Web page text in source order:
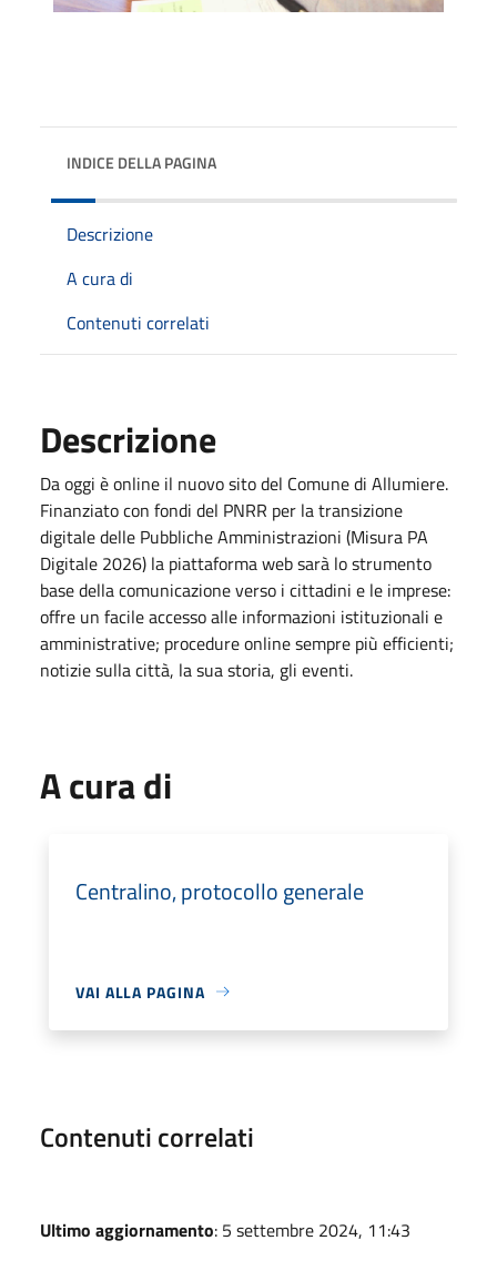
INDICE DELLA PAGINA
Descrizione
A cura di
Contenuti correlati
Descrizione
Da oggi è online il nuovo sito del Comune di Allumiere.
Finanziato con fondi del PNRR per la transizione
digitale delle Pubbliche Amministrazioni (Misura PA
Digitale 2026) la piattaforma web sarà lo strumento
base della comunicazione verso i cittadini e le imprese:
offre un facile accesso alle informazioni istituzionali e
amministrative; procedure online sempre più efficienti;
notizie sulla città, la sua storia, gli eventi.
A cura di
Centralino, protocollo generale
VAI ALLA PAGINA
Contenuti correlati
Ultimo aggiornamento: 5 settembre 2024, 11:43